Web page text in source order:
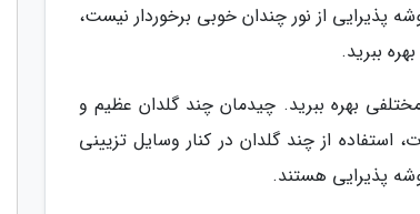
پذیرایی از نور چندان خوبی برخوردار نیست،
ببرید.
بهره ببرید. چیدمان چند گلدان عظیم و
استفاده از چند گلدان در کنار وسایل تزیینی
پذیرایی هستند.